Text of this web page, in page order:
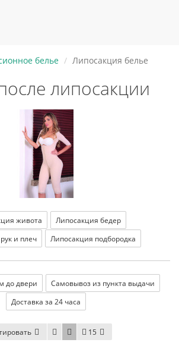
белье Липосакция белье
липосакции
живота
Липосакция бедер
и плеч
Липосакция подбородка
до двери
Самовывоз из пункта выдачи
Доставка за 24 часа
15